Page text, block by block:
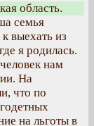
область.
семья
выехать из
я родилась.
нам
На
что по
на льготы в